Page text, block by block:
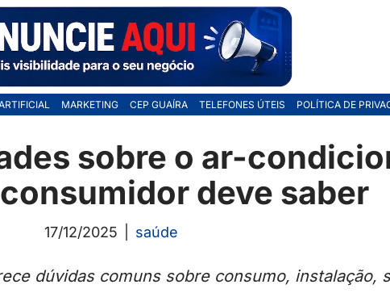
MARKETING CEP GUAÍRA TELEFONES ÚTEIS POLÍTICA DE
sobre o ar-
deve saber
17/12/2025 saúde
dúvidas comuns sobre consumo, instalação,